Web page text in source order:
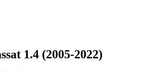
1.4 (2005-2022)